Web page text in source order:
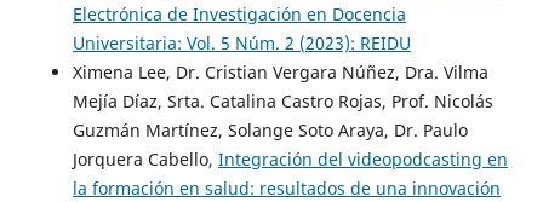
Electrónica de Investigación en Docencia
Universitaria: Vol. 5 Núm. 2 (2023): REIDU
Ximena Lee, Dr. Cristian Vergara Núñez, Dra. Vilma
Mejía Díaz, Srta. Catalina Castro Rojas, Prof. Nicolás
Guzmán Martínez, Solange Soto Araya, Dr. Paulo
Jorquera Cabello, Integración del videopodcasting en
la formación en salud: resultados de una innovación